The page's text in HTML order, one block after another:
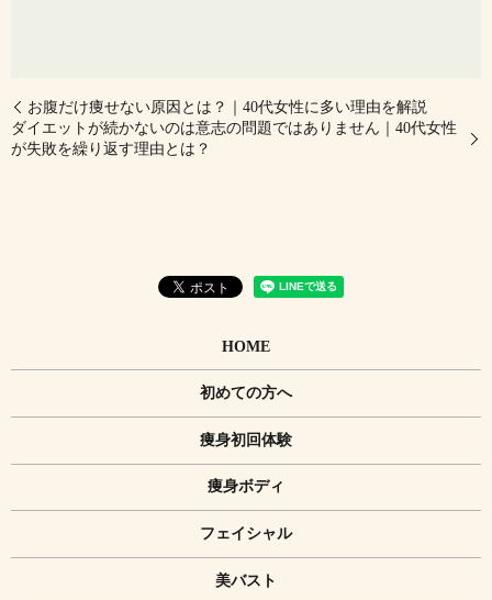
お腹だけ痩せない原因とは？｜40代女性に多い理由を解説
ダイエットが続かないのは意志の問題ではありません｜40代女性
が失敗を繰り返す理由とは？
HOME
初めての方へ
痩身初回体験
痩身ボディ
フェイシャル
美バスト